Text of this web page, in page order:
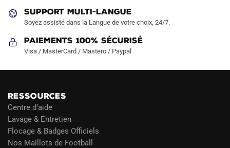
produit
SUPPORT MULTI-LANGUE
Soyez assisté dans la Langue de votre choix, 24/7.
Paiements 100% Sécurisé
Visa / MasterCard / Mastero / Paypal
RESSOURCES
Centre d’aide
Lavage & Entretien
Flocage & Badges Officiels
Nos Maillots de Football